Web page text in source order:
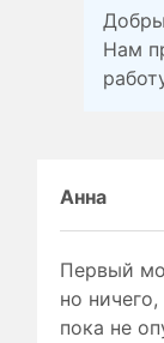
Нам
Анна
Первый
но
пока не